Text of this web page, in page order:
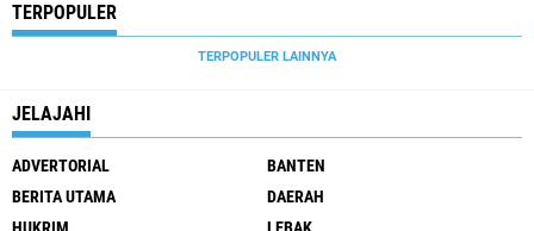
TERPOPULER
TERPOPULER LAINNYA
JELAJAHI
ADVERTORIAL
BANTEN
BERITA UTAMA
DAERAH